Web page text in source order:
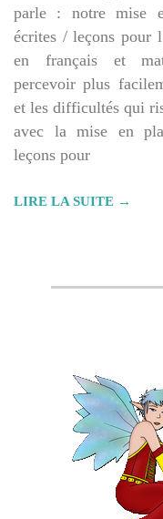
parle : notre mise
écrites / leçons pour
en français et
percevoir plus
et les difficultés qui
avec la mise en
leçons pour
LIRE LA SUITE →